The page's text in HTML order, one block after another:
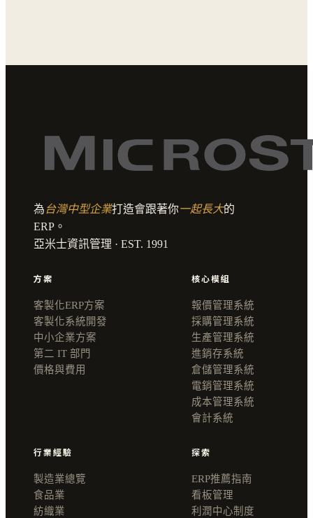
為 台灣中型企業打造會跟著你一起長大的
ERP。
亞米士資訊管理 · EST. 1991
方案
客製化ERP方案
客製化系統開發
中小企業方案
第二 IT 部門
價格與費用
核心模組
報價管理系統
採購管理系統
生產管理系統
進銷存系統
倉儲管理系統
電銷管理系統
成本管理系統
會計系統
行業經驗
製造業總覽
食品業
紡織業
探索
ERP推薦指南
看板管理
利潤中心制度